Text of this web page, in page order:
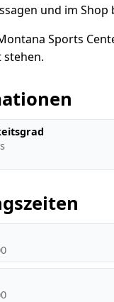
und im Shop
Sports